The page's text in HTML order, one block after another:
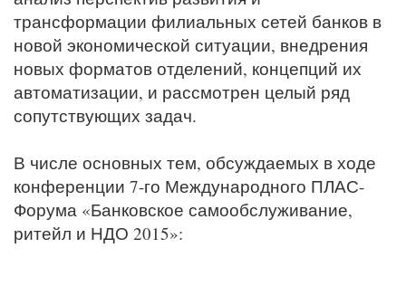
трансформации филиальных сетей банков в
новой экономической ситуации, внедрения
новых форматов отделений, концепций их
автоматизации, и рассмотрен целый ряд
сопутствующих задач.
В числе основных тем, обсуждаемых в ходе
конференции 7-го Международного ПЛАС-
Форума «Банковское самообслуживание,
ритейл и НДО 2015»: